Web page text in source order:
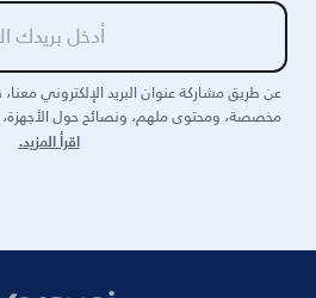
عن طريق مشاركة عنوان البريد الإلكتروني
مخصصة، ومحتوى ملهم، ونصائح حول الأجهزة،
اقرأ المزيد.